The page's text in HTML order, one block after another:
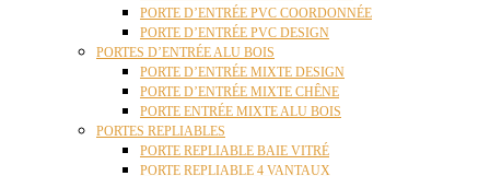
PORTE D’ENTRÉE PVC COORDONNÉE
PORTE D’ENTRÉE PVC DESIGN
PORTES D’ENTRÉE ALU BOIS
PORTE D’ENTRÉE MIXTE DESIGN
PORTE D’ENTRÉE MIXTE CHÊNE
PORTE ENTRÉE MIXTE ALU BOIS
PORTES REPLIABLES
PORTE REPLIABLE BAIE VITRÉ
PORTE REPLIABLE 4 VANTAUX